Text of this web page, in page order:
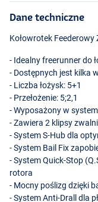
Dane techniczne
Kołowrotek Feederowy
- Idealny freerunner do
- Dostępnych jest kilka
- Liczba łożysk: 5+1
- Przełożenie: 5;2,1
- Wyposażony w
- Zawiera 2 klipsy
- System S-Hub dla
- System Bail Fix
- System Quick-Stop
rotora
- Mocny poślizg dzięki
- System Anti-Drall dla